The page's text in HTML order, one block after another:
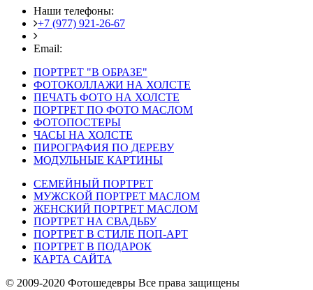
Наши телефоны:
+7 (977) 921-26-67
Email:
ПОРТРЕТ "В ОБРАЗЕ"
ФОТОКОЛЛАЖИ НА ХОЛСТЕ
ПЕЧАТЬ ФОТО НА ХОЛСТЕ
ПОРТРЕТ ПО ФОТО МАСЛОМ
ФОТОПОСТЕРЫ
ЧАСЫ НА ХОЛСТЕ
ПИРОГРАФИЯ ПО ДЕРЕВУ
МОДУЛЬНЫЕ КАРТИНЫ
СЕМЕЙНЫЙ ПОРТРЕТ
МУЖСКОЙ ПОРТРЕТ МАСЛОМ
ЖЕНСКИЙ ПОРТРЕТ МАСЛОМ
ПОРТРЕТ НА СВАДЬБУ
ПОРТРЕТ В СТИЛЕ ПОП-АРТ
ПОРТРЕТ В ПОДАРОК
КАРТА САЙТА
© 2009-2020 Фотошедевры Все права защищены